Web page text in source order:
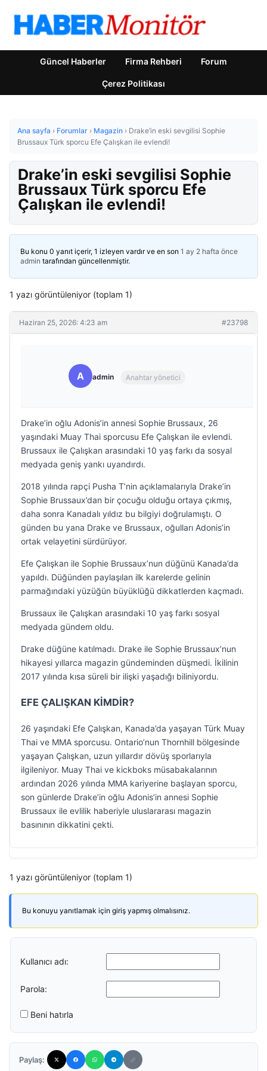
Güncel Haberler Firma Rehberi Forum
Çerez Politikası
Ana sayfa › Forumlar › Magazin › Drake’in eski sevgilisi Sophie
Brussaux Türk sporcu Efe Çalışkan ile evlendi!
Drake’in eski sevgilisi Sophie
Brussaux Türk sporcu Efe
Çalışkan ile evlendi!
Bu konu 0 yanıt içerir, 1 izleyen vardır ve en son 1 ay 2 hafta önce
admin tarafından güncellenmiştir.
1 yazı görüntüleniyor (toplam 1)
Haziran 25, 2026: 4:23 am #23798
A admin Anahtar yönetici
Drake’in oğlu Adonis’in annesi Sophie Brussaux, 26
yaşındaki Muay Thai sporcusu Efe Çalışkan ile evlendi.
Brussaux ile Çalışkan arasındaki 10 yaş farkı da sosyal
medyada geniş yankı uyandırdı.
2018 yılında rapçi Pusha T’nin açıklamalarıyla Drake’in
Sophie Brussaux’dan bir çocuğu olduğu ortaya çıkmış,
daha sonra Kanadalı yıldız bu bilgiyi doğrulamıştı. O
günden bu yana Drake ve Brussaux, oğulları Adonis’in
ortak velayetini sürdürüyor.
Efe Çalışkan ile Sophie Brussaux’nun düğünü Kanada’da
yapıldı. Düğünden paylaşılan ilk karelerde gelinin
parmağındaki yüzüğün büyüklüğü dikkatlerden kaçmadı.
Brussaux ile Çalışkan arasındaki 10 yaş farkı sosyal
medyada gündem oldu.
Drake düğüne katılmadı. Drake ile Sophie Brussaux’nun
hikayesi yıllarca magazin gündeminden düşmedi. İkilinin
2017 yılında kısa süreli bir ilişki yaşadığı biliniyordu.
EFE ÇALIŞKAN KİMDİR?
26 yaşındaki Efe Çalışkan, Kanada’da yaşayan Türk Muay
Thai ve MMA sporcusu. Ontario’nun Thornhill bölgesinde
yaşayan Çalışkan, uzun yıllardır dövüş sporlarıyla
ilgileniyor. Muay Thai ve kickboks müsabakalarının
ardından 2026 yılında MMA kariyerine başlayan sporcu,
son günlerde Drake’in oğlu Adonis’in annesi Sophie
Brussaux ile evlilik haberiyle uluslararası magazin
basınının dikkatini çekti.
1 yazı görüntüleniyor (toplam 1)
Bu konuyu yanıtlamak için giriş yapmış olmalısınız.
Kullanıcı adı:
Parola:
Beni hatırla
Paylaş: